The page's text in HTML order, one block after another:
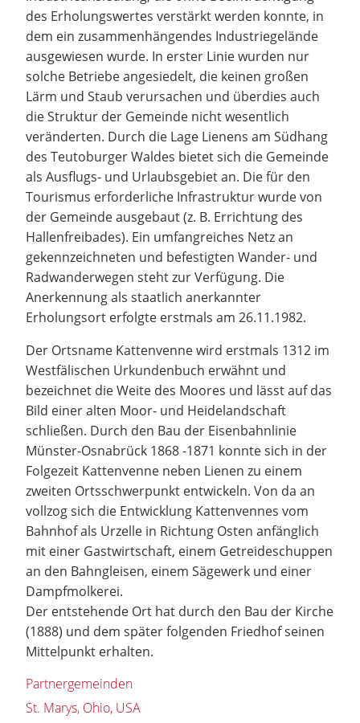
des Erholungswertes verstärkt werden konnte, in
dem ein zusammenhängendes Industriegelände
ausgewiesen wurde. In erster Linie wurden nur
solche Betriebe angesiedelt, die keinen großen
Lärm und Staub verursachen und überdies auch
die Struktur der Gemeinde nicht wesentlich
veränderten. Durch die Lage Lienens am Südhang
des Teutoburger Waldes bietet sich die Gemeinde
als Ausflugs- und Urlaubsgebiet an. Die für den
Tourismus erforderliche Infrastruktur wurde von
der Gemeinde ausgebaut (z. B. Errichtung des
Hallenfreibades). Ein umfangreiches Netz an
gekennzeichneten und befestigten Wander- und
Radwanderwegen steht zur Verfügung. Die
Anerkennung als staatlich anerkannter
Erholungsort erfolgte erstmals am 26.11.1982.
Der Ortsname Kattenvenne wird erstmals 1312 im
Westfälischen Urkundenbuch erwähnt und
bezeichnet die Weite des Moores und lässt auf das
Bild einer alten Moor- und Heidelandschaft
schließen. Durch den Bau der Eisenbahnlinie
Münster-Osnabrück 1868 -1871 konnte sich in der
Folgezeit Kattenvenne neben Lienen zu einem
zweiten Ortsschwerpunkt entwickeln. Von da an
vollzog sich die Entwicklung Kattenvennes vom
Bahnhof als Urzelle in Richtung Osten anfänglich
mit einer Gastwirtschaft, einem Getreideschuppen
an den Bahngleisen, einem Sägewerk und einer
Dampfmolkerei.
Der entstehende Ort hat durch den Bau der Kirche
(1888) und dem später folgenden Friedhof seinen
Mittelpunkt erhalten.
Partnergemeinden
St. Marys, Ohio, USA